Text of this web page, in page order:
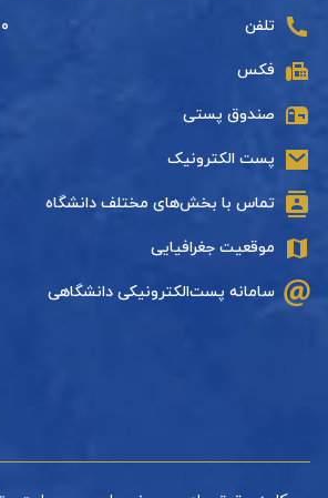
تلفن
فکس
صندوق پستی
پست الکترونیک
تماس با بخش‌های مختلف دانشگاه
موقعیت جغرافیایی
سامانه پست‌الکترونیکی دانشگاهی